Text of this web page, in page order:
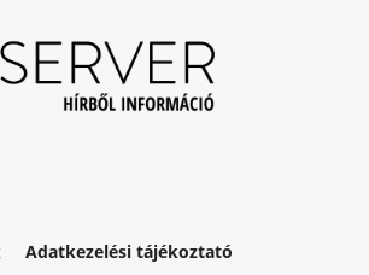
Adatkezelési tájékoztató